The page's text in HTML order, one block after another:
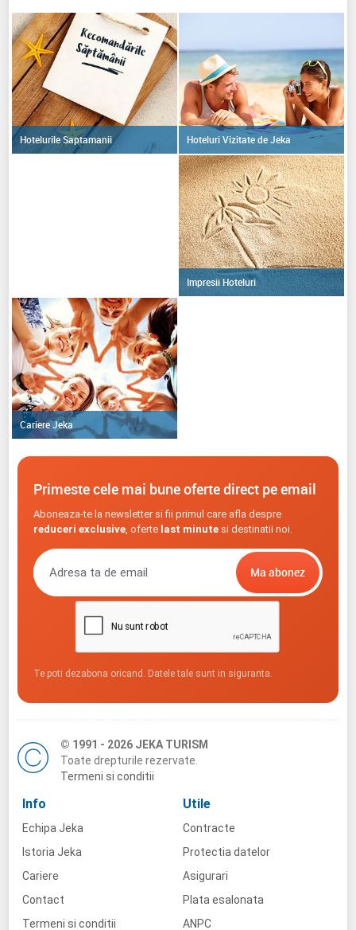
Hotelurile Saptamanii Hoteluri Vizitate de Jeka
Impresii Hoteluri
Cariere Jeka
Primeste cele mai bune oferte direct pe email
Aboneaza-te la newsletter si fii primul care afla despre
reduceri exclusive, oferte last minutesi destinatii noi.
Te poti dezabona oricand. Datele tale sunt in siguranta.
© 1991 - 2026 JEKA TURISM
Toate drepturile rezervate.
Termeni si conditii
Info
Echipa Jeka
Istoria Jeka
Cariere
Contact
Termeni si conditii
Utile
Contracte
Protectia datelor
Asigurari
Plata esalonata
ANPC